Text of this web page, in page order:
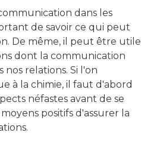
dans les
de savoir ce qui peut
De même, il peut être utile
dont la communication
relations. Si l'on
à la chimie, il faut d'abord
néfastes avant de se
positifs d'assurer la